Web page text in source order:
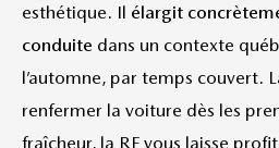
esthétique. Il élargit
conduite dans un contexte
l’automne, par temps couvert.
renfermer la voiture dès les
fraîcheur, la RF vous laisse